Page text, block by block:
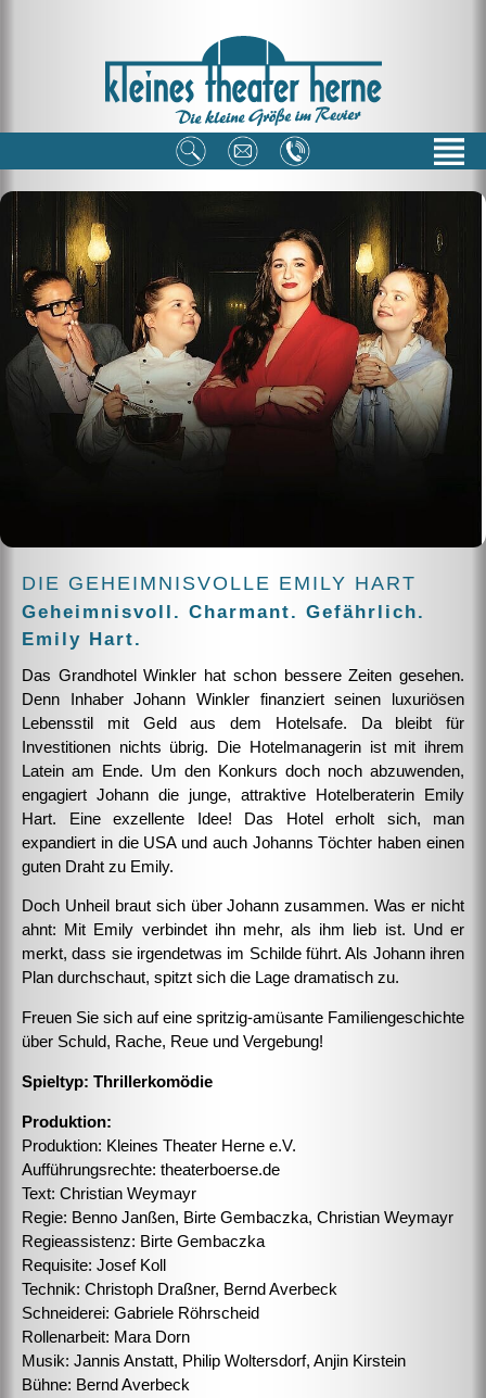
DIE GEHEIMNISVOLLE EMILY HART
Geheimnisvoll. Charmant. Gefährlich.
Emily Hart.
Das Grandhotel Winkler hat schon bessere Zeiten gesehen.
Denn Inhaber Johann Winkler finanziert seinen luxuriösen
Lebensstil mit Geld aus dem Hotelsafe. Da bleibt für
Investitionen nichts übrig. Die Hotelmanagerin ist mit ihrem
Latein am Ende. Um den Konkurs doch noch abzuwenden,
engagiert Johann die junge, attraktive Hotelberaterin Emily
Hart. Eine exzellente Idee! Das Hotel erholt sich, man
expandiert in die USA und auch Johanns Töchter haben einen
guten Draht zu Emily.
Doch Unheil braut sich über Johann zusammen. Was er nicht
ahnt: Mit Emily verbindet ihn mehr, als ihm lieb ist. Und er
merkt, dass sie irgendetwas im Schilde führt. Als Johann ihren
Plan durchschaut, spitzt sich die Lage dramatisch zu.
Freuen Sie sich auf eine spritzig-amüsante Familiengeschichte
über Schuld, Rache, Reue und Vergebung!
Spieltyp: Thrillerkomödie
Produktion:
Produktion: Kleines Theater Herne e.V.
Aufführungsrechte: theaterboerse.de
Text: Christian Weymayr
Regie: Benno Janßen, Birte Gembaczka, Christian Weymayr
Regieassistenz: Birte Gembaczka
Requisite: Josef Koll
Technik: Christoph Draßner, Bernd Averbeck
Schneiderei: Gabriele Röhrscheid
Rollenarbeit: Mara Dorn
Musik: Jannis Anstatt, Philip Woltersdorf, Anjin Kirstein
Bühne: Bernd Averbeck